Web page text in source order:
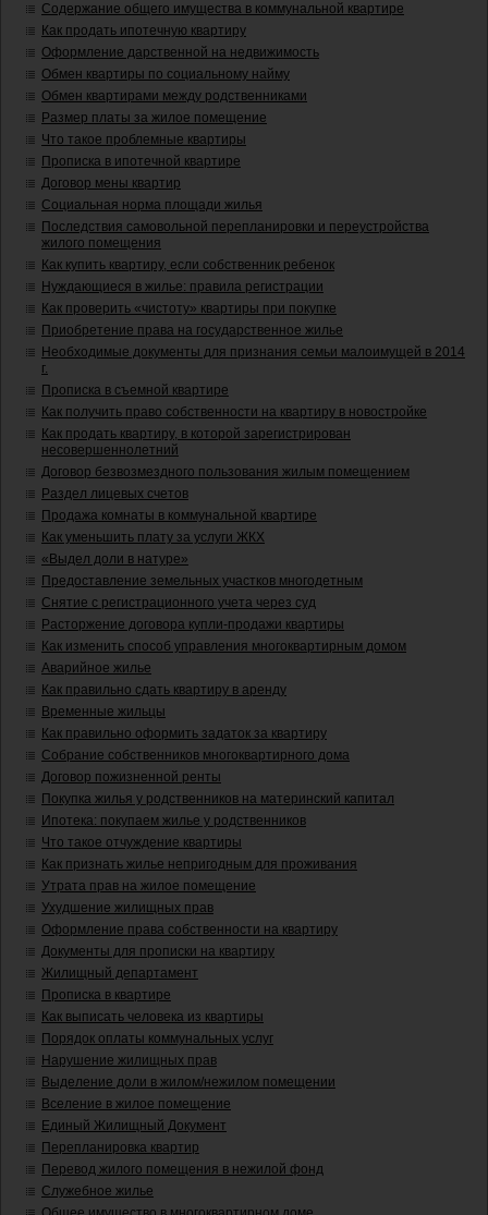
Содержание общего имущества в коммунальной квартире
Как продать ипотечную квартиру
Оформление дарственной на недвижимость
Обмен квартиры по социальному найму
Обмен квартирами между родственниками
Размер платы за жилое помещение
Что такое проблемные квартиры
Прописка в ипотечной квартире
Договор мены квартир
Социальная норма площади жилья
Последствия самовольной перепланировки и переустройства
жилого помещения
Как купить квартиру, если собственник ребенок
Нуждающиеся в жилье: правила регистрации
Как проверить «чистоту» квартиры при покупке
Приобретение права на государственное жилье
Необходимые документы для признания семьи малоимущей в 2014
г.
Прописка в съемной квартире
Как получить право собственности на квартиру в новостройке
Как продать квартиру, в которой зарегистрирован
несовершеннолетний
Договор безвозмездного пользования жилым помещением
Раздел лицевых счетов
Продажа комнаты в коммунальной квартире
Как уменьшить плату за услуги ЖКХ
«Выдел доли в натуре»
Предоставление земельных участков многодетным
Снятие с регистрационного учета через суд
Расторжение договора купли-продажи квартиры
Как изменить способ управления многоквартирным домом
Аварийное жилье
Как правильно сдать квартиру в аренду
Временные жильцы
Как правильно оформить задаток за квартиру
Собрание собственников многоквартирного дома
Договор пожизненной ренты
Покупка жилья у родственников на материнский капитал
Ипотека: покупаем жилье у родственников
Что такое отчуждение квартиры
Как признать жилье непригодным для проживания
Утрата прав на жилое помещение
Ухудшение жилищных прав
Оформление права собственности на квартиру
Документы для прописки на квартиру
Жилищный департамент
Прописка в квартире
Как выписать человека из квартиры
Порядок оплаты коммунальных услуг
Нарушение жилищных прав
Выделение доли в жилом/нежилом помещении
Вселение в жилое помещение
Единый Жилищный Документ
Перепланировка квартир
Перевод жилого помещения в нежилой фонд
Служебное жилье